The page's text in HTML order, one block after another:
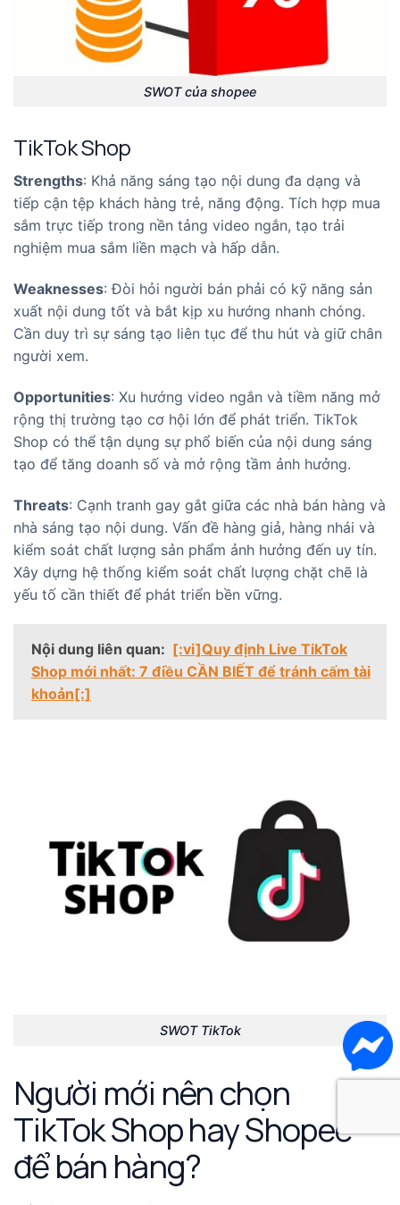
SWOT của shopee
TikTok Shop
Strengths: Khả năng sáng tạo nội dung đa dạng và
tiếp cận tệp khách hàng trẻ, năng động. Tích hợp mua
sắm trực tiếp trong nền tảng video ngắn, tạo trải
nghiệm mua sắm liền mạch và hấp dẫn.
Weaknesses: Đòi hỏi người bán phải có kỹ năng sản
xuất nội dung tốt và bắt kịp xu hướng nhanh chóng.
Cần duy trì sự sáng tạo liên tục để thu hút và giữ chân
người xem.
Opportunities: Xu hướng video ngắn và tiềm năng mở
rộng thị trường tạo cơ hội lớn để phát triển. TikTok
Shop có thể tận dụng sự phổ biến của nội dung sáng
tạo để tăng doanh số và mở rộng tầm ảnh hưởng.
Threats: Cạnh tranh gay gắt giữa các nhà bán hàng và
nhà sáng tạo nội dung. Vấn đề hàng giả, hàng nhái và
kiểm soát chất lượng sản phẩm ảnh hưởng đến uy tín.
Xây dựng hệ thống kiểm soát chất lượng chặt chẽ là
yếu tố cần thiết để phát triển bền vững.
Nội dung liên quan: [:vi]Quy định Live TikTok
Shop mới nhất: 7 điều CẦN BIẾT để tránh cấm tài
khoản[:]
SWOT TikTok
Người mới nên chọn
TikTok Shop hay Shopee
để bán hàng?